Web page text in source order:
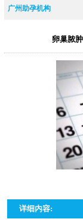
广州助孕机构
卵巢脓
详细内容: